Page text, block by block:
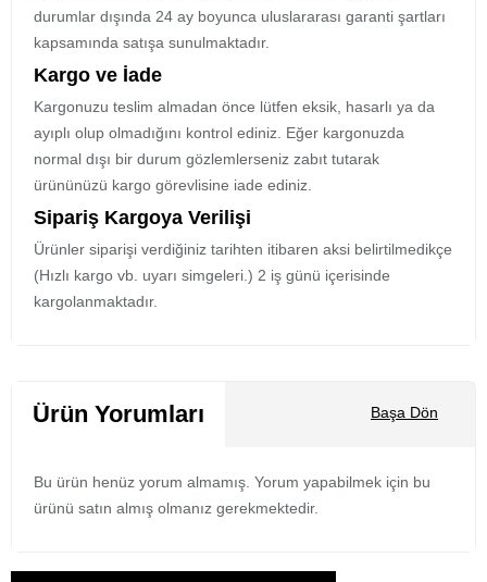
durumlar dışında 24 ay boyunca uluslararası garanti şartları
kapsamında satışa sunulmaktadır.
Kargo ve İade
Kargonuzu teslim almadan önce lütfen eksik, hasarlı ya da
ayıplı olup olmadığını kontrol ediniz. Eğer kargonuzda
normal dışı bir durum gözlemlerseniz zabıt tutarak
ürününüzü kargo görevlisine iade ediniz.
Sipariş Kargoya Verilişi
Ürünler siparişi verdiğiniz tarihten itibaren aksi belirtilmedikçe
(Hızlı kargo vb. uyarı simgeleri.) 2 iş günü içerisinde
kargolanmaktadır.
Ürün Yorumları Başa Dön
Bu ürün henüz yorum almamış. Yorum yapabilmek için bu
ürünü satın almış olmanız gerekmektedir.